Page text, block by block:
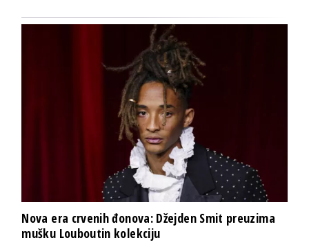
Nova era crvenih đonova: Džejden Smit preuzima
mušku Louboutin kolekciju